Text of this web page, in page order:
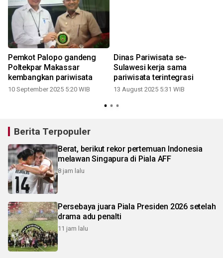
Pemkot Palopo gandeng
Poltekpar Makassar
kembangkan pariwisata
10 September 2025 5:20 WIB
Dinas Pariwisata se-
Sulawesi kerja sama
pariwisata terintegrasi
13 August 2025 5:31 WIB
Berita Terpopuler
Berat, berikut rekor pertemuan Indonesia
melawan Singapura di Piala AFF
8 jam lalu
Persebaya juara Piala Presiden 2026 setelah
drama adu penalti
11 jam lalu